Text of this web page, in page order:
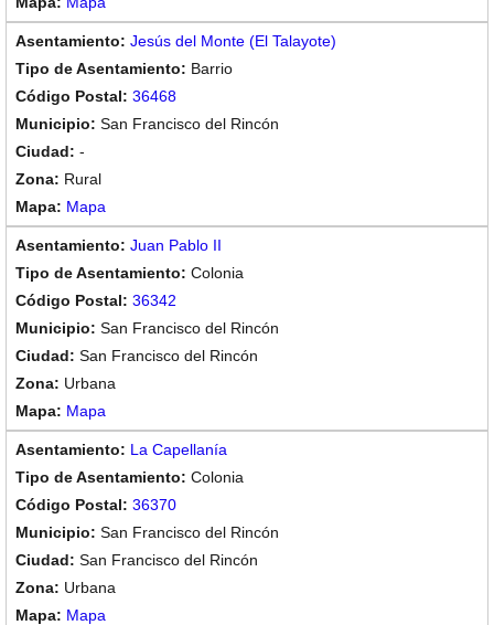
Jesús del Monte (El Talayote)
Barrio
36468
San Francisco del Rincón
-
Rural
Mapa
Juan Pablo II
Colonia
36342
San Francisco del Rincón
San Francisco del Rincón
Urbana
Mapa
La Capellanía
Colonia
36370
San Francisco del Rincón
San Francisco del Rincón
Urbana
Mapa